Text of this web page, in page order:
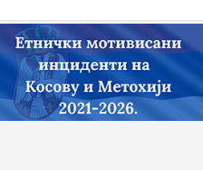
жигоше...